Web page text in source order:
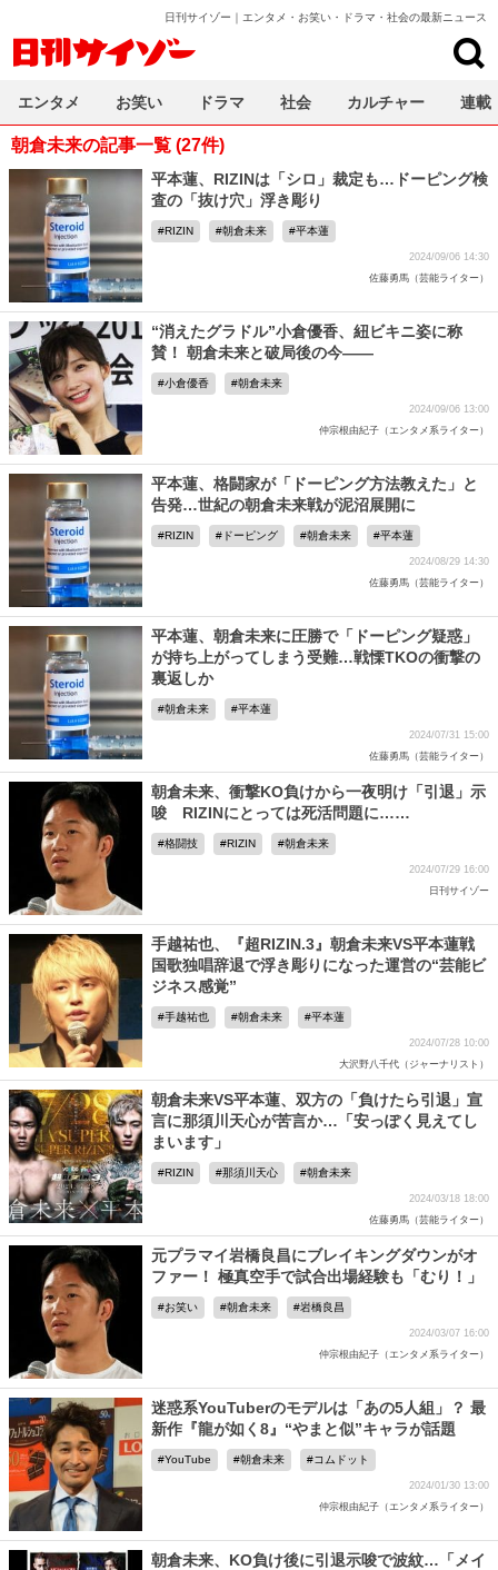
日刊サイゾー｜エンタメ・お笑い・ドラマ・社会の最新ニュース
朝倉未来の記事一覧 (27件)
平本蓮、RIZINは「シロ」裁定も…ドーピング検
査の「抜け穴」浮き彫り
RIZIN 朝倉未来 平本蓮
2024/09/06 14:30
佐藤勇馬（芸能ライター）
“消えたグラドル”小倉優香、紐ビキニ姿に称
賛！ 朝倉未来と破局後の今――
小倉優香 朝倉未来
2024/09/06 13:00
仲宗根由紀子（エンタメ系ライター）
平本蓮、格闘家が「ドーピング方法教えた」と
告発…世紀の朝倉未来戦が泥沼展開に
RIZIN ドーピング 朝倉未来 平本蓮
2024/08/29 14:30
佐藤勇馬（芸能ライター）
平本蓮、朝倉未来に圧勝で「ドーピング疑惑」
が持ち上がってしまう受難…戦慄TKOの衝撃の
裏返しか
朝倉未来 平本蓮
2024/07/31 15:00
佐藤勇馬（芸能ライター）
朝倉未来、衝撃KO負けから一夜明け「引退」示
唆 RIZINにとっては死活問題に……
格闘技 RIZIN 朝倉未来
2024/07/29 16:00
日刊サイゾー
手越祐也、『超RIZIN.3』朝倉未来VS平本蓮戦
国歌独唱辞退で浮き彫りになった運営の“芸能ビ
ジネス感覚”
手越祐也 朝倉未来 平本蓮
2024/07/28 10:00
大沢野八千代（ジャーナリスト）
朝倉未来VS平本蓮、双方の「負けたら引退」宣
言に那須川天心が苦言か…「安っぽく見えてし
まいます」
RIZIN 那須川天心 朝倉未来
2024/03/18 18:00
佐藤勇馬（芸能ライター）
元プラマイ岩橋良昌にブレイキングダウンがオ
ファー！ 極真空手で試合出場経験も「むり！」
お笑い 朝倉未来 岩橋良昌
2024/03/07 16:00
仲宗根由紀子（エンタメ系ライター）
迷惑系YouTuberのモデルは「あの5人組」？ 最
新作『龍が如く8』“やまと似”キャラが話題
YouTube 朝倉未来 コムドット
2024/01/30 13:00
仲宗根由紀子（エンタメ系ライター）
朝倉未来、KO負け後に引退示唆で波紋…「メイ
エンタメ お笑い ドラマ 社会 カルチャー 連載